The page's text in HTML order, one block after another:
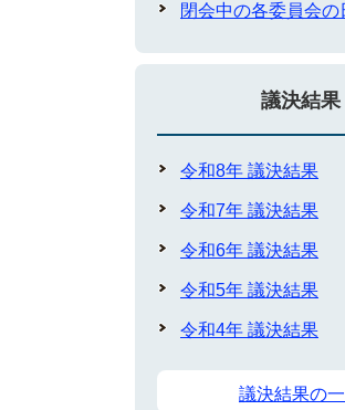
閉会中の各委員会の
議決結果
令和8年 議決結果
令和7年 議決結果
令和6年 議決結果
令和5年 議決結果
令和4年 議決結果
議決結果の